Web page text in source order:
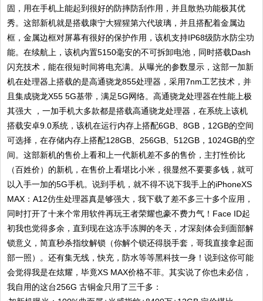
固，用在手机上能起到很好的防摔防刮作用，并且散热功能极其优
秀。这部新机就是搭载康宁大猩猩第六代玻璃，并且搭配着金属边
框，金属边框对屏幕有很好的保护作用，该机支持IP68级防水防尘功
能。在续航上，该机内置5150毫安的不可拆卸电池，同时搭载Dash
闪充技术，能在很短时间将电充满。从曝光的参数显示，这部一加新
机在处理器上搭载的是高通骁龙855处理器，采用7nm工艺技术，并
且集成骁龙X55 5G基带，满足5G网络。高通骁龙处理器在性能上极
其强大 ，一加手机大多款都是搭载高通骁龙处理器，在系统上该机
搭载安卓9.0系统，该机在运行内存上搭配6GB、8GB，12GB的空间
可选择，在存储内存上搭配128GB、256GB、512GB，1024GB的空
间。这部新机的售价上看和上一代新机差不多的售价，主打性价比
（百姓价）的新机，在售价上看堪比小米，很显然不要要多钱，就可
以入手一加的5G手机。说到手机，就不得不说下我手上的iPhoneXS
MAX：A12仿生处理器真是够强大，我下载了差不多三十多个应用，
同时打开了十来个常用软件再玩王者荣耀也豪不费力气！Face ID起
初我也觉得多余，直到现在这冻手冻脚的冬天，才深刻体会到面部解
锁意义，简直秒杀指纹解锁（你解个锁还得脱手套，哥我直接拿起面
部一照）。还有集无线，快充，防水等等黑科技一身！说到这你可能
会觉得我是在炫耀，毕竟XS MAX价格不菲。其实说了你也未必信，
我自用的这台256G 古铜金只用了三千多：